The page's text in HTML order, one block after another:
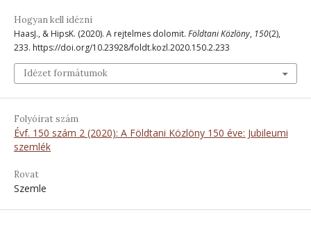
Hogyan kell idézni
HaasJ., & HipsK. (2020). A rejtelmes dolomit. Földtani Közlöny, 150(2),
233. https://doi.org/10.23928/foldt.kozl.2020.150.2.233
Idézet formátumok
Folyóirat szám
Évf. 150 szám 2 (2020): A Földtani Közlöny 150 éve: Jubileumi
szemlék
Rovat
Szemle